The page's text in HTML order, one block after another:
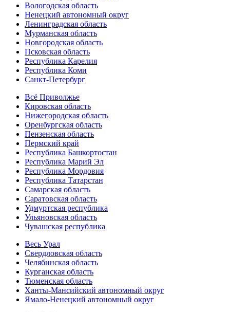
Вологодская область
Ненецкий автономный округ
Ленинградская область
Мурманская область
Новгородская область
Псковская область
Республика Карелия
Республика Коми
Санкт-Петербург
Всё Приволжье
Кировская область
Нижегородская область
Оренбургская область
Пензенская область
Пермский край
Республика Башкортостан
Республика Марий Эл
Республика Мордовия
Республика Татарстан
Самарская область
Саратовская область
Удмуртская республика
Ульяновская область
Чувашская республика
Весь Урал
Свердловская область
Челябинская область
Курганская область
Тюменская область
Ханты-Мансийский автономный округ
Ямало-Ненецкий автономный округ